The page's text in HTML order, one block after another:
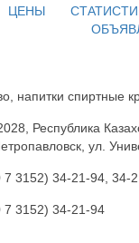
ЦЕНЫ
напитки спиртные
Республика
ул.
7 3152) 34-21-94, 34-
7 3152) 34-21-94